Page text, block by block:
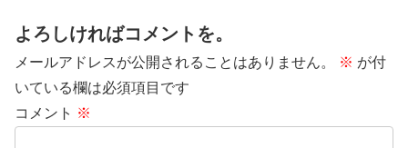
よろしければコメントを。
メールアドレスが公開されることはありません。 ※ が付
いている欄は必須項目です
コメント ※